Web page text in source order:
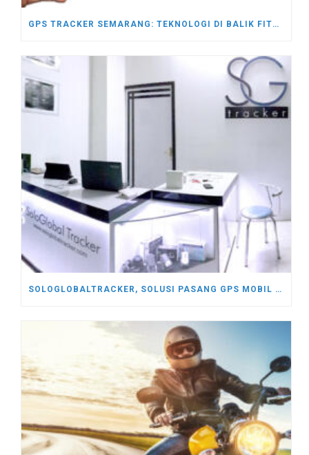
GPS TRACKER SEMARANG: TEKNOLOGI DI BALIK FITUR GPS TRACKER
SOLOGLOBALTRACKER, SOLUSI PASANG GPS MOBIL DI SOLO